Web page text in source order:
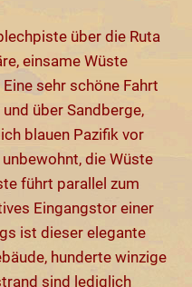
über die Ruta
einsame Wüste
sehr schöne Fahrt
über Sandberge,
blauen Pazifik vor
die Wüste
führt parallel zum
Eingangstor einer
ist dieser elegante
hunderte winzige
sind lediglich